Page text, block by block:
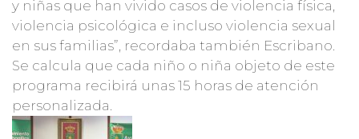
y niñas que han vivido casos de violencia física,
violencia psicológica e incluso violencia sexual
en sus familias”, recordaba también Escribano.
Se calcula que cada niño o niña objeto de este
programa recibirá unas 15 horas de atención
personalizada.